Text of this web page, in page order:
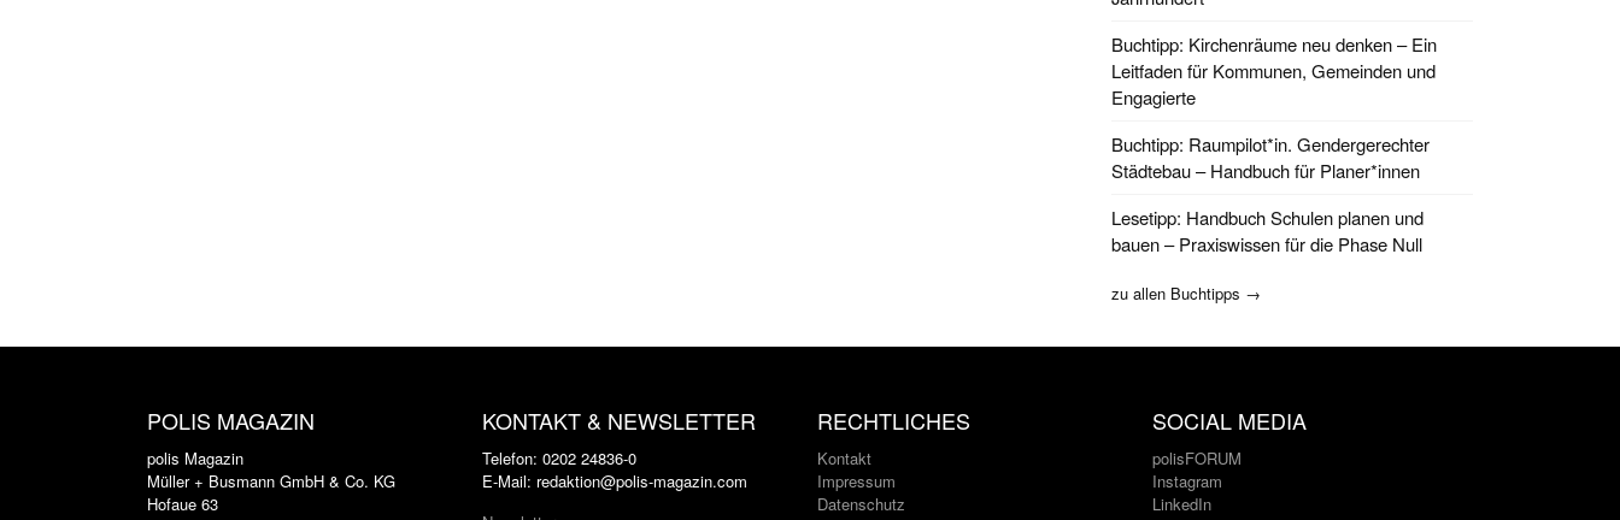
Buchtipp: Kirchenräume neu denken – Ein
Leitfaden für Kommunen, Gemeinden und
Engagierte
Buchtipp: Raumpilot*in. Gendergerechter
Städtebau – Handbuch für Planer*innen
Lesetipp: Handbuch Schulen planen und
bauen – Praxiswissen für die Phase Null
zu allen Buchtipps →
POLIS MAGAZIN
polis Magazin
Müller + Busmann GmbH & Co. KG
Hofaue 63
KONTAKT & NEWSLETTER
Telefon: 0202 24836-0
E-Mail: redaktion@polis-magazin.com
RECHTLICHES
Kontakt
Impressum
Datenschutz
SOCIAL MEDIA
polisFORUM
Instagram
LinkedIn